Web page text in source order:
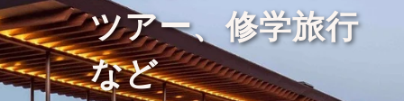
ツアー、修学旅行
など